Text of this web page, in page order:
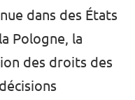
dans des États
Pologne, la
des droits des